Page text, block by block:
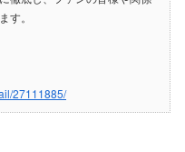
す。
27111885/